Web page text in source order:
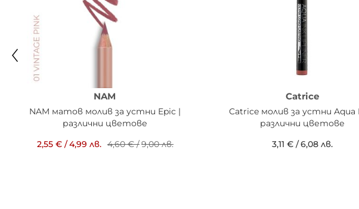
NAM
NAM матов молив за устни Epic |
различни цветове
2,55 € /4,99 лв. 4,60 €/9,00 лв.
Catrice
Catrice молив за устни Aqua
различни цветове
3,11 €/6,08 лв.